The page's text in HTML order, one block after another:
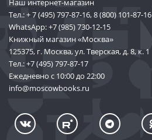
Наш интернет-магазин
Тел.:+ 7 (495) 797-87-16,8 (800) 101-87-16
WhatsApp:+7 (985) 730-12-15
Книжный магазин «Москва»
125375, г. Москва, ул. Тверская, д. 8, к. 1
Тел.:+7 (495) 797-87-17
Ежедневно с 10:00 до 22:00
info@moscowbooks.ru